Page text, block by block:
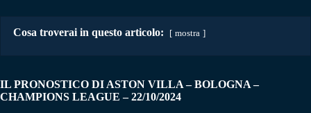
Cosa troverai in questo articolo: mostra
IL PRONOSTICO DI ASTON VILLA – BOLOGNA –
CHAMPIONS LEAGUE – 22/10/2024